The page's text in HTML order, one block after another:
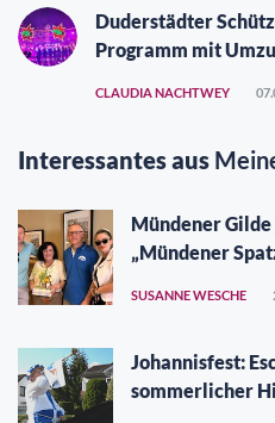
Duderstädter
Programm mit
CLAUDIA NACHTWEY
Interessantes aus
Mündener
„Mündener
SUSANNE WESCHE
Johannisfest:
sommerlicher